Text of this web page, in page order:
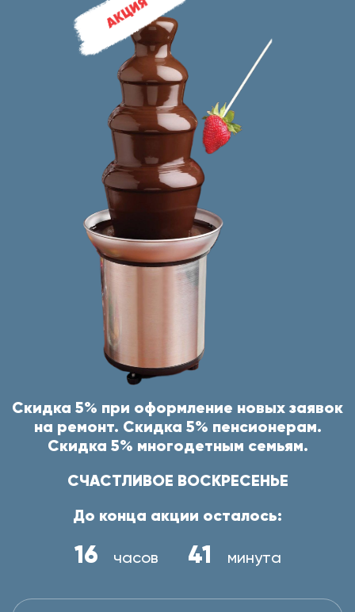
Скидка 5% при оформление новых заявок
на ремонт. Скидка 5% пенсионерам.
Скидка 5% многодетным семьям.
СЧАСТЛИВОЕ ВОСКРЕСЕНЬЕ
До конца акции осталось:
16 часов 41 минута